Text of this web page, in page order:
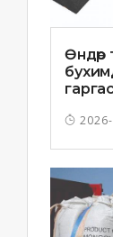
Өндөр